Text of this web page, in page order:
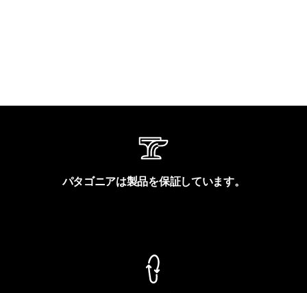
パタゴニアは製品を保証しています。